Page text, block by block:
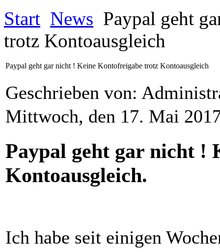
Start News Paypal geht
trotz Kontoausgleich
Paypal geht gar nicht ! Keine Kontofreigabe trotz Kontoausgleich
Geschrieben von:
Mittwoch, den 17. Mai
Paypal geht gar nicht !
Kontoausgleich.
Ich habe seit einigen